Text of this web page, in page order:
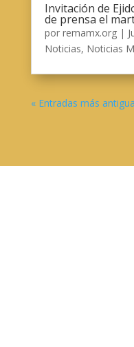
Invitación de
de prensa el
por remamx.org|
Noticias, Noticias
« Entradas más